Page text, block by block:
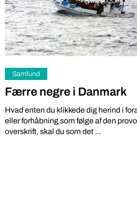
Samfund
Færre negre i Danmark
Hvad enten du klikkede dig herind i
eller forhåbning som følge af den
overskrift, skal du som det ...
Medier